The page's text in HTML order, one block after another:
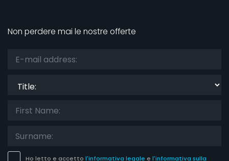
Non perdere mai le nostre offerte
Ho letto e accetto l'informativa legale e l'informativa sulla